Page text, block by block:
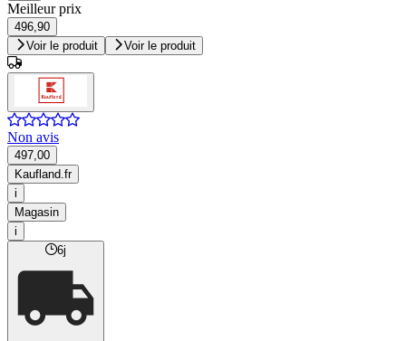
Meilleur prix
496,90
Voir le produit
Voir le produit
Non avis
497,00
Kaufland.fr
i
Magasin
i
6j